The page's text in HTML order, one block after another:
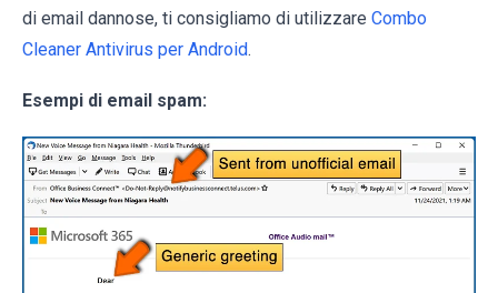
di email dannose, ti consigliamo di utilizzare Combo
Cleaner Antivirus per Android.
Esempi di email spam: